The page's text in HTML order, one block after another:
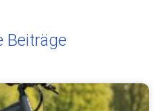
Beiträge